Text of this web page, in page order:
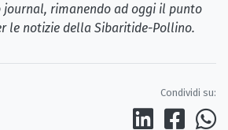
journal, rimanendo ad oggi il punto
le notizie della Sibaritide-Pollino.
Condividi su: